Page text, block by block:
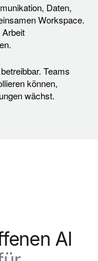
Daten,
Workspace.
Teams
können,
wächst.
AI